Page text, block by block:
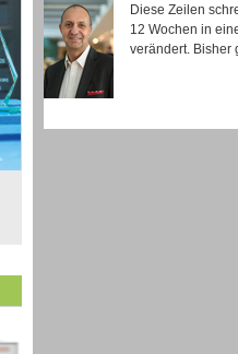
Diese Zeilen
12 Wochen in
verändert. Bisher